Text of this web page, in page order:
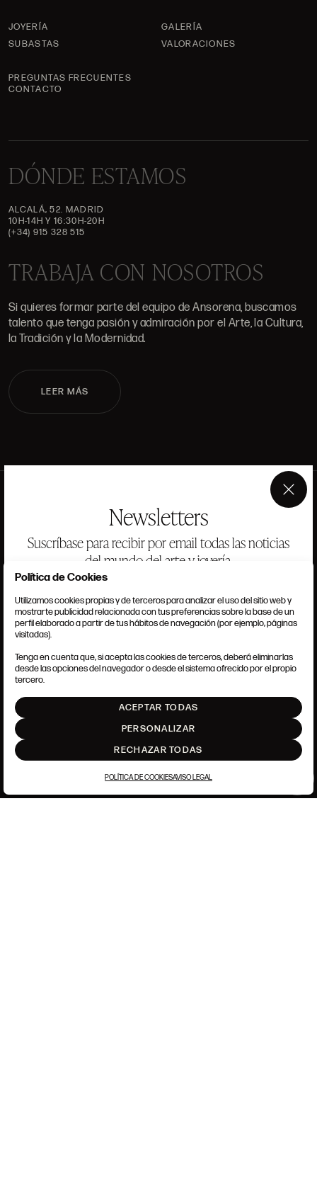
Newsletters
Suscríbase para recibir por email todas las noticias
del mundo del arte y joyería.
Acepto losTérminos y CondicionesyPolítica de privacidad
Este sitio está protegido por reCAPTCHA y se aplican la
CERRAR
×
JOYERÍA
GALERÍA
SUBASTAS
VALORACIONES
PREGUNTAS FRECUENTES
CONTACTO
DÓNDE ESTAMOS
ALCALÁ, 52. MADRID
10H-14H Y 16:30H-20H
(+34) 915 328 515
TRABAJA CON NOSOTROS
Si quieres formar parte del equipo de Ansorena, buscamos
talento que tenga pasión y admiración por el Arte, la Cultura,
la Tradición y la Modernidad.
LEER MÁS
TÉRMINOS Y CONDICIONES
POLÍTICA DE COOKIES
AJUSTE DE COOKIES
Política de Cookies
Utilizamos cookies propias y de terceros para analizar el uso del sitio web y
mostrarte publicidad relacionada con tus preferencias sobre la base de un
perfil elaborado a partir de tus hábitos de navegación (por ejemplo, páginas
visitadas).
Tenga en cuenta que, si acepta las cookies de terceros, deberá eliminarlas
desde las opciones del navegador o desde el sistema ofrecido por el propio
tercero.
ACEPTAR TODAS
PERSONALIZAR
RECHAZAR TODAS
POLÍTICA DE COOKIESAVISO LEGAL